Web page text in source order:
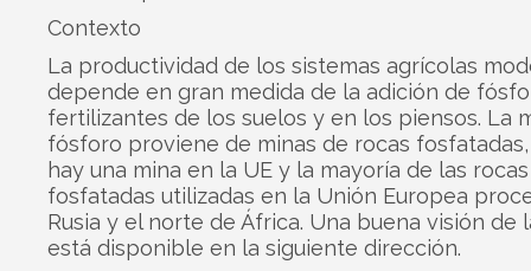
Contexto
La productividad de los sistemas agrícolas
depende en gran medida de la adición de
fertilizantes de los suelos y en los piensos. La
fósforo proviene de minas de rocas
hay una mina en la UE y la mayoría de las rocas
fosfatadas utilizadas en la Unión Europea
Rusia y el norte de África. Una buena visión de
está disponible en la siguiente dirección.